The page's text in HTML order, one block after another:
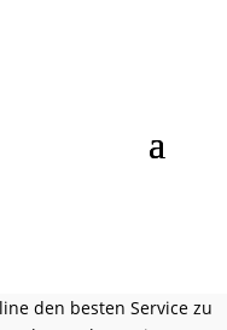
den besten Service zu